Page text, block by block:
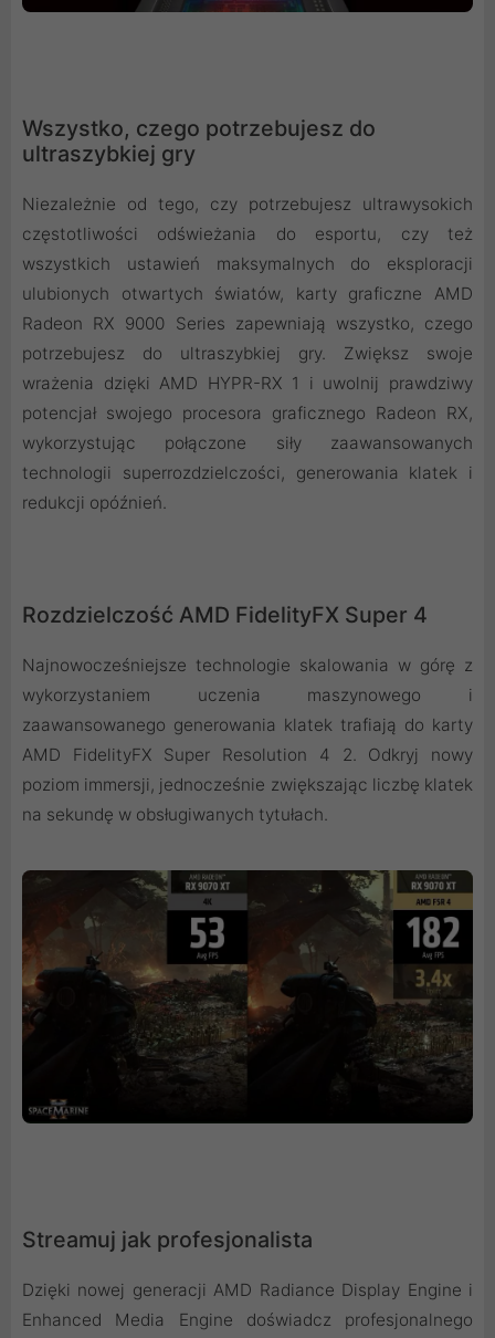
Wszystko, czego potrzebujesz do
ultraszybkiej gry
Niezależnie od tego, czy potrzebujesz ultrawysokich
częstotliwości odświeżania do esportu, czy też
wszystkich ustawień maksymalnych do eksploracji
ulubionych otwartych światów, karty graficzne AMD
Radeon RX 9000 Series zapewniają wszystko, czego
potrzebujesz do ultraszybkiej gry. Zwiększ swoje
wrażenia dzięki AMD HYPR-RX 1 i uwolnij prawdziwy
potencjał swojego procesora graficznego Radeon RX,
wykorzystując połączone siły zaawansowanych
technologii superrozdzielczości, generowania klatek i
redukcji opóźnień.
Rozdzielczość AMD FidelityFX Super 4
Najnowocześniejsze technologie skalowania w górę z
wykorzystaniem uczenia maszynowego i
zaawansowanego generowania klatek trafiają do karty
AMD FidelityFX Super Resolution 4 2. Odkryj nowy
poziom immersji, jednocześnie zwiększając liczbę klatek
na sekundę w obsługiwanych tytułach.
Streamuj jak profesjonalista
Dzięki nowej generacji AMD Radiance Display Engine i
Enhanced Media Engine doświadcz profesjonalnego